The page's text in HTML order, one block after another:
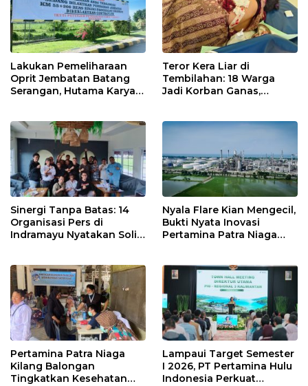
Lakukan Pemeliharaan
Oprit Jembatan Batang
Serangan, Hutama Karya
Teror Kera Liar di
Tembilahan: 18 Warga
Jadi Korban Ganas,
Sinergi Tanpa Batas: 14
Organisasi Pers di
Indramayu Nyatakan Solid
Nyala Flare Kian Mengecil,
Bukti Nyata Inovasi
Pertamina Patra Niaga
Pertamina Patra Niaga
Kilang Balongan
Tingkatkan Kesehatan
Lampaui Target Semester
I 2026, PT Pertamina Hulu
Indonesia Perkuat